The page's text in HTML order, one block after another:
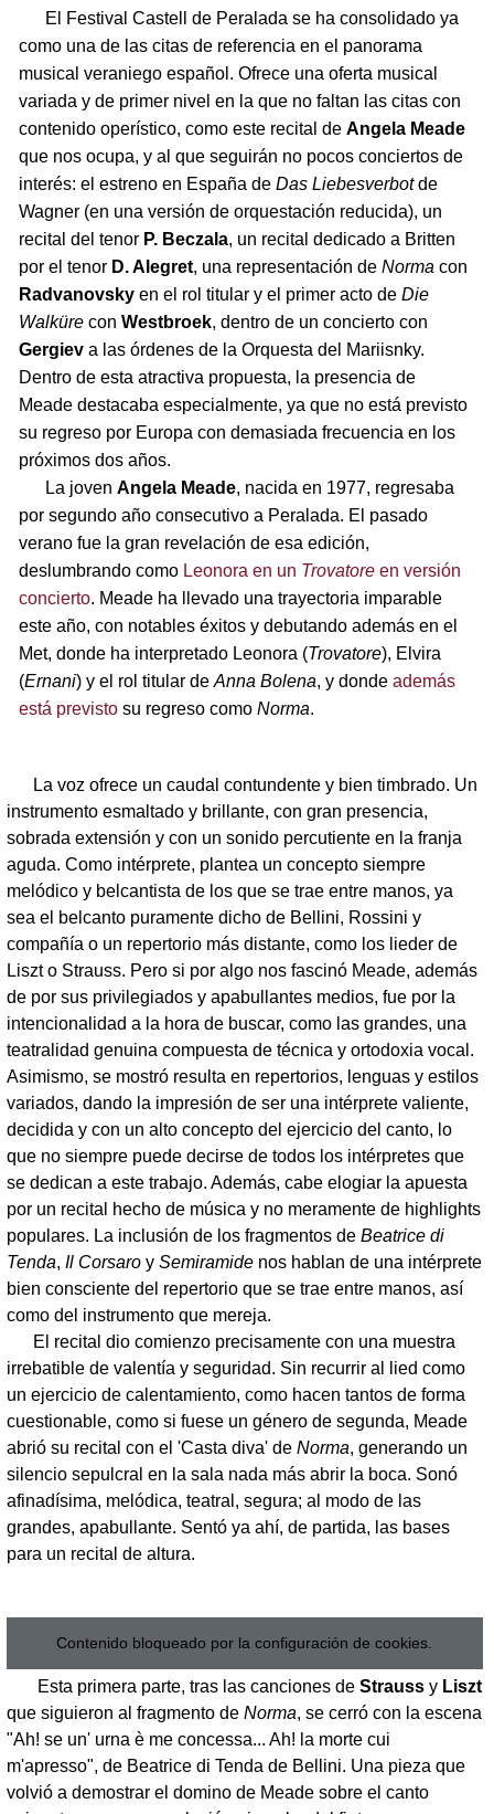
El Festival Castell de Peralada se ha consolidado ya
como una de las citas de referencia en el panorama
musical veraniego español. Ofrece una oferta musical
variada y de primer nivel en la que no faltan las citas con
contenido operístico, como este recital de Angela Meade
que nos ocupa, y al que seguirán no pocos conciertos de
interés: el estreno en España de Das Liebesverbotde
Wagner (en una versión de orquestación reducida), un
recital del tenor P. Beczala, un recital dedicado a Britten
por el tenor D. Alegret, una representación de Norma con
Radvanovsky en el rol titular y el primer acto de Die
Walkürecon Westbroek, dentro de un concierto con
Gergiev a las órdenes de la Orquesta del Mariisnky.
Dentro de esta atractiva propuesta, la presencia de
Meade destacaba especialmente, ya que no está previsto
su regreso por Europa con demasiada frecuencia en los
próximos dos años.
La joven Angela Meade, nacida en 1977, regresaba
por segundo año consecutivo a Peralada. El pasado
verano fue la gran revelación de esa edición,
deslumbrando como Leonora en un Trovatore en versión
concierto. Meade ha llevado una trayectoria imparable
este año, con notables éxitos y debutando además en el
Met, donde ha interpretado Leonora (Trovatore), Elvira
(Ernani) y el rol titular de Anna Bolena, y donde además
está previstosu regreso como Norma.
La voz ofrece un caudal contundente y bien timbrado. Un
instrumento esmaltado y brillante, con gran presencia,
sobrada extensión y con un sonido percutiente en la franja
aguda. Como intérprete, plantea un concepto siempre
melódico y belcantista de los que se trae entre manos, ya
sea el belcanto puramente dicho de Bellini, Rossini y
compañía o un repertorio más distante, como los lieder de
Liszt o Strauss. Pero si por algo nos fascinó Meade, además
de por sus privilegiados y apabullantes medios, fue por la
intencionalidad a la hora de buscar, como las grandes, una
teatralidad genuina compuesta de técnica y ortodoxia vocal.
Asimismo, se mostró resulta en repertorios, lenguas y estilos
variados, dando la impresión de ser una intérprete valiente,
decidida y con un alto concepto del ejercicio del canto, lo
que no siempre puede decirse de todos los intérpretes que
se dedican a este trabajo. Además, cabe elogiar la apuesta
por un recital hecho de música y no meramente de highlights
populares. La inclusión de los fragmentos de Beatrice di
Tenda, Il Corsaroy Semiramide nos hablan de una intérprete
bien consciente del repertorio que se trae entre manos, así
como del instrumento que mereja.
El recital dio comienzo precisamente con una muestra
irrebatible de valentía y seguridad. Sin recurrir al lied como
un ejercicio de calentamiento, como hacen tantos de forma
cuestionable, como si fuese un género de segunda, Meade
abrió su recital con el 'Casta diva' de Norma, generando un
silencio sepulcral en la sala nada más abrir la boca. Sonó
afinadísima, melódica, teatral, segura; al modo de las
grandes, apabullante. Sentó ya ahí, de partida, las bases
para un recital de altura.
Contenido bloqueado por la configuración de cookies.
Esta primera parte, tras las canciones de Strauss y Liszt
que siguieron al fragmento de Norma, se cerró con la escena
"Ah! se un' urna è me concessa... Ah! la morte cui
m'apresso", de Beatrice di Tenda de Bellini. Una pieza que
volvió a demostrar el domino de Meade sobre el canto